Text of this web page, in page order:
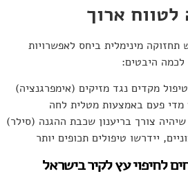
לטווח ארוך
תחזוקה מינימלית ביחס לאפשרויות
לכמה היבטים:
מקדים נגד מזיקים (אימפרגנציה)
פעם באמצעות מטלית לחה
צורך בריענון שכבת ההגנה (סילר)
יידרשו טיפולים תכופים יותר
לחיפוי עץ לקיר בישראל